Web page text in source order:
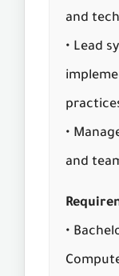
and
• Lead
•
and
•